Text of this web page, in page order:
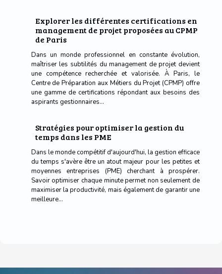
Explorer les différentes certifications en
management de projet proposées au CPMP
de Paris
Dans un monde professionnel en constante évolution,
maîtriser les subtilités du management de projet devient
une compétence recherchée et valorisée. À Paris, le
Centre de Préparation aux Métiers du Projet (CPMP) offre
une gamme de certifications répondant aux besoins des
aspirants gestionnaires...
Stratégies pour optimiser la gestion du
temps dans les PME
Dans le monde compétitif d'aujourd'hui, la gestion efficace
du temps s'avère être un atout majeur pour les petites et
moyennes entreprises (PME) cherchant à prospérer.
Savoir optimiser chaque minute permet non seulement de
maximiser la productivité, mais également de garantir une
meilleure...